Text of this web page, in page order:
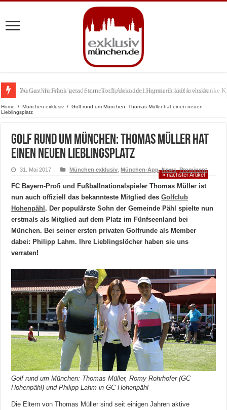
Zu Gast im Fränk’ness: Sternekoch Alexander Herrmann lädt krebskranke
Warum München gerade zum Treffpunkt der Lingerie-Branche wurde
Home / München exklusiv / Golf rund um München: Thomas Müller hat einen neuen
Lieblingsplatz
Golf rund um München: Thomas Müller hat
einen neuen Lieblingsplatz
31. Mai 2017 München exklusiv ,München-App,News,Prominent
» nächster Artikel
FC Bayern-Profi und Fußballnationalspieler Thomas Müller ist
nun auch offiziell das bekannteste Mitglied desGolfclub
Hohenpähl. Der populärste Sohn der Gemeinde Pähl spielte nun
erstmals als Mitglied auf dem Platz im Fünfseenland bei
München. Bei seiner ersten privaten Golfrunde als Member
dabei: Philipp Lahm. Ihre Lieblingslöcher haben sie uns
verraten!
Golf rund um München: Thomas Müller, Romy Rohrhofer (GC
Hohenpähl) und Philipp Lahm in GC Hohenpähl
Die Eltern von Thomas Müller sind seit einigen Jahren aktive